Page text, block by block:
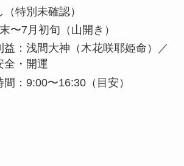
特別未確認）
〜7月初旬（山開き）
益：浅間大神（木花咲耶姫命）／
全・開運
：9:00〜16:30（目安）